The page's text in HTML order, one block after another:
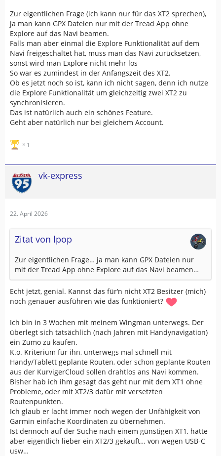
Zur eigentlichen Frage (ich kann nur für das XT2 sprechen),
ja man kann GPX Dateien nur mit der Tread App ohne
Explore auf das Navi beamen.
Falls man aber einmal die Explore Funktionalität auf dem
Navi freigeschaltet hat, muss man das Navi zurücksetzen,
sonst wird man Explore nicht mehr los
So war es zumindest in der Anfangszeit des XT2.
Ob es jetzt noch so ist, kann ich nicht sagen, denn ich nutze
die Explore Funktionalität um gleichzeitig zwei XT2 zu
synchronisieren.
Das ist natürlich auch ein schönes Feature.
Geht aber natürlich nur bei gleichem Account.
1
vk-express
22. April 2026
Zitat von lpop
Zur eigentlichen Frage… ja man kann GPX Dateien nur
mit der Tread App ohne Explore auf das Navi beamen…
Echt jetzt, genial. Kannst das für‘n nicht XT2 Besitzer (mich)
noch genauer ausführen wie das funktioniert?
Ich bin in 3 Wochen mit meinem Wingman unterwegs. Der
überlegt sich tatsächlich (nach Jahren mit Handynavigation)
ein Zumo zu kaufen.
K.o. Kriterium für ihn, unterwegs mal schnell mit
Handy/Tablett geplante Routen, oder schon geplante Routen
aus der KurvigerCloud sollen drahtlos ans Navi kommen.
Bisher hab ich ihm gesagt das geht nur mit dem XT1 ohne
Probleme, oder mit XT2/3 dafür mit versetzten
Routenpunkten.
Ich glaub er lacht immer noch wegen der Unfähigkeit von
Garmin einfache Koordinaten zu übernehmen.
Ist dennoch auf der Suche nach einem günstigen XT1, hätte
aber eigentlich lieber ein XT2/3 gekauft… von wegen USB-C
usw…